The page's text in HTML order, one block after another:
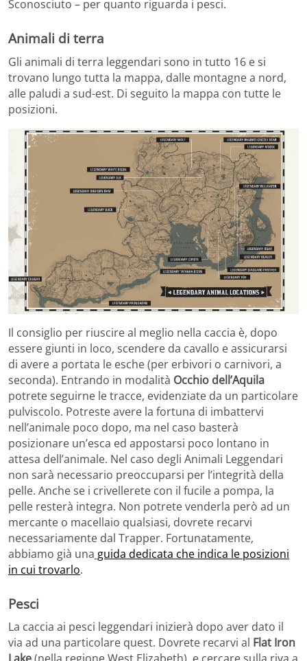
Sconosciuto – per quanto riguarda i pesci.
Animali di terra
Gli animali di terra leggendari sono in tutto 16 e si
trovano lungo tutta la mappa, dalle montagne a nord,
alle paludi a sud-est. Di seguito la mappa con tutte le
posizioni.
Il consiglio per riuscire al meglio nella caccia è, dopo
essere giunti in loco, scendere da cavallo e assicurarsi
di avere a portata le esche (per erbivori o carnivori, a
seconda). Entrando in modalità Occhio dell’Aquila
potrete seguirne le tracce, evidenziate da un particolare
pulviscolo. Potreste avere la fortuna di imbattervi
nell’animale poco dopo, ma nel caso basterà
posizionare un’esca ed appostarsi poco lontano in
attesa dell’animale. Nel caso degli Animali Leggendari
non sarà necessario preoccuparsi per l’integrità della
pelle. Anche se i crivellerete con il fucile a pompa, la
pelle resterà integra. Non potrete venderla però ad un
mercante o macellaio qualsiasi, dovrete recarvi
necessariamente dal Trapper. Fortunatamente,
abbiamo già una guida dedicata che indica le posizioni
in cui trovarlo.
Pesci
La caccia ai pesci leggendari inizierà dopo aver dato il
via ad una particolare quest. Dovrete recarvi al Flat Iron